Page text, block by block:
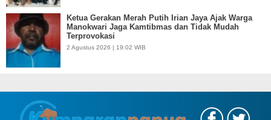
Ketua Gerakan Merah Putih Irian Jaya Ajak Warga
Manokwari Jaga Kamtibmas dan Tidak Mudah
Terprovokasi
2 Agustus 2026 | 19:02 WIB